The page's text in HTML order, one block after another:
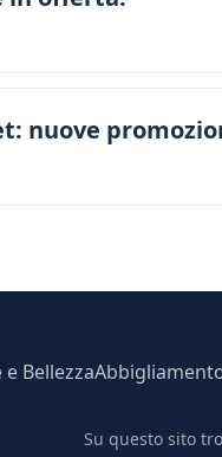
nuove
e Bellezza
Su questo sito